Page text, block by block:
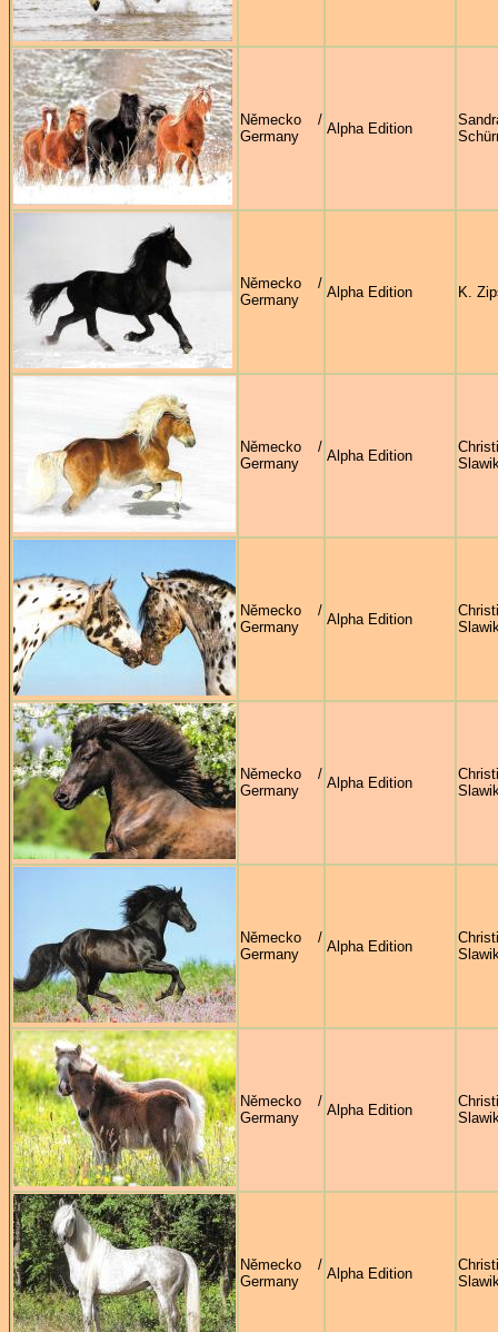
Německo /
Germany
Alpha Edition
Německo /
Germany
Alpha Edition K.
Německo /
Germany
Alpha Edition
Německo /
Germany
Alpha Edition
Německo /
Germany
Alpha Edition
Německo /
Germany
Alpha Edition
Německo /
Germany
Alpha Edition
Německo /
Germany
Alpha Edition